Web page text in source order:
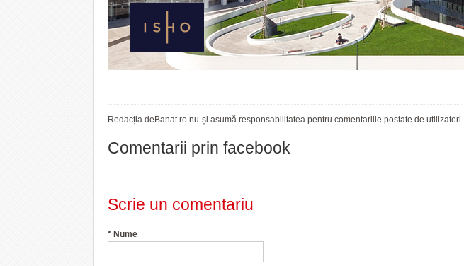
Redacția deBanat.ro nu-și asumă responsabilitatea pentru comentariile postate de utilizatori.
Comentarii prin facebook
Scrie un comentariu
* Nume